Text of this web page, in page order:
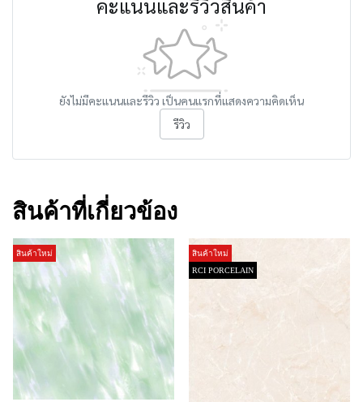
คะแนนและรีวิวสินค้า
ยังไม่มีคะแนนและรีวิว เป็นคนแรกที่แสดงความคิดเห็น
รีวิว
สินค้าที่เกี่ยวข้อง
สินค้าใหม่
สินค้าใหม่
RCI PORCELAIN